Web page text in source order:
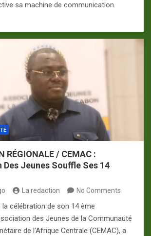
sa machine de communication.
RÉGIONALE / CEMAC :
Des Jeunes Souffle Ses 14
La redaction No Comments
la célébration de son 14 ème
des Jeunes de la Communauté
de l’Afrique Centrale (CEMAC), a